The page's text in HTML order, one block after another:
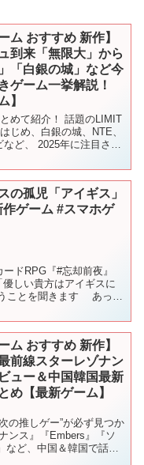
ム おすすめ 新作】
到来「無限大」から
「白銀の城」など今
ゲーム一挙解説！
】
めて紹介！ 話題のLIMIT
じめ、白銀の城、NTE、
ど、 2025年に注目され
の孤児「アイギス」
ゲーム #スマホゲ
ドRPG『#忘却前夜』
しい貴方はアイギスに
ことを聞きます あっ、
ム おすすめ 新作】
前線スターレゾナン
ュー＆中国韓国最新
め【最新ゲーム】
の推しゲー”が必ず見つか
ンス』『Embers』『ソ
ど、中国＆韓国で話題